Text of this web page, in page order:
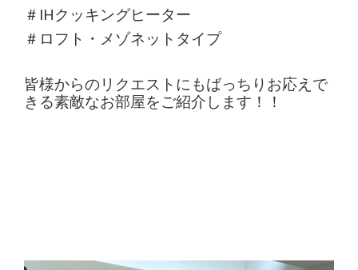
＃IHクッキングヒーター
＃ロフト・メゾネットタイプ
皆様からのリクエストにもばっちりお応えで
きる素敵なお部屋をご紹介します！！